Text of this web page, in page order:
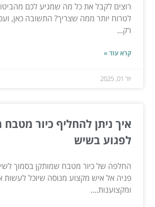
רוצים לקבל את כל מה שמגיע לכם
לטרוח יותר ממה שצריך? התשובה כאן,
רק...
קרא עוד »
יול 01, 2025
איך ניתן להחליף כיור מטבח
לפגוע בשיש
החלפה של כיור מטבח שמותקן בסמוך
פניה אל איש מקצוע מנוסה שיוכל לעשות
ומקצוענות....